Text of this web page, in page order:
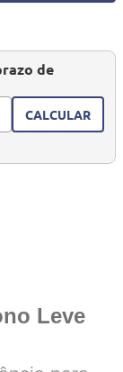
de
CALCULAR
Leve